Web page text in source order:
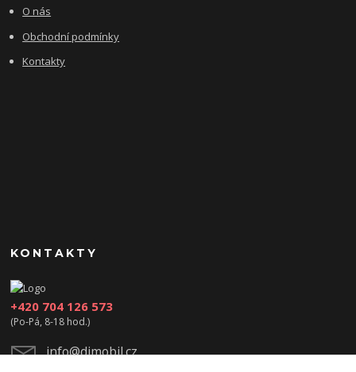
O nás
Obchodní podmínky
Kontakty
KONTAKTY
+420 704 126 573
(Po-Pá, 8-18 hod.)
info@djmobil.cz